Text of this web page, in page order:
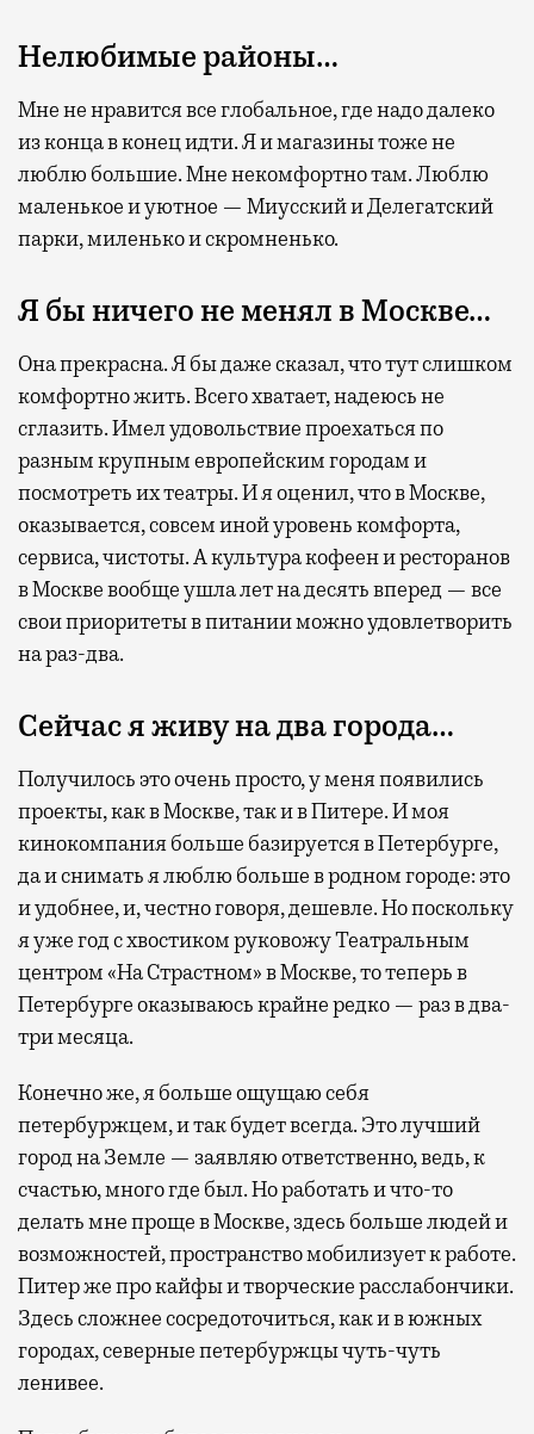
Нелюбимые районы…
Мне не нравится все глобальное, где надо далеко
из конца в конец идти. Я и магазины тоже не
люблю большие. Мне некомфортно там. Люблю
маленькое и уютное — Миусский и Делегатский
парки, миленько и скромненько.
Я бы ничего не менял в Москве…
Она прекрасна. Я бы даже сказал, что тут слишком
комфортно жить. Всего хватает, надеюсь не
сглазить. Имел удовольствие проехаться по
разным крупным европейским городам и
посмотреть их театры. И я оценил, что в Москве,
оказывается, совсем иной уровень комфорта,
сервиса, чистоты. А культура кофеен и ресторанов
в Москве вообще ушла лет на десять вперед — все
свои приоритеты в питании можно удовлетворить
на раз-два.
Сейчас я живу на два города…
Получилось это очень просто, у меня появились
проекты, как в Москве, так и в Питере. И моя
кинокомпания больше базируется в Петербурге,
да и снимать я люблю больше в родном городе: это
и удобнее, и, честно говоря, дешевле. Но поскольку
я уже год с хвостиком руковожу Театральным
центром «На Страстном» в Москве, то теперь в
Петербурге оказываюсь крайне редко — раз в два-
три месяца.
Конечно же, я больше ощущаю себя
петербуржцем, и так будет всегда. Это лучший
город на Земле — заявляю ответственно, ведь, к
счастью, много где был. Но работать и что-то
делать мне проще в Москве, здесь больше людей и
возможностей, пространство мобилизует к работе.
Питер же про кайфы и творческие расслабончики.
Здесь сложнее сосредоточиться, как и в южных
городах, северные петербуржцы чуть-чуть
ленивее.